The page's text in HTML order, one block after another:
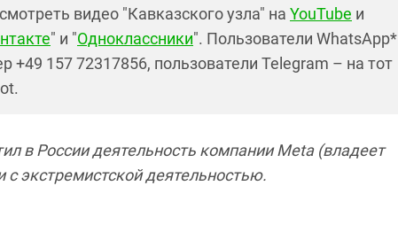
видео "Кавказского узла" на YouTube и
" и "Одноклассники". Пользователи WhatsApp*
+49 157 72317856, пользователи Telegram – на тот
в России деятельность компании Meta (владеет
с экстремистской деятельностью.